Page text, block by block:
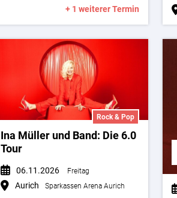
+ 1 weiterer Termin
Rock & Pop
Ina Müller und Band: Die 6.0
Tour
06.11.2026 Freitag
Aurich Sparkassen Arena Aurich